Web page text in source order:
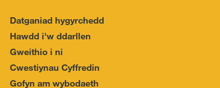
Datganiad hygyrchedd
Hawdd i'w ddarllen
Gweithio i ni
Cwestiynau Cyffredin
Gofyn am wybodaeth